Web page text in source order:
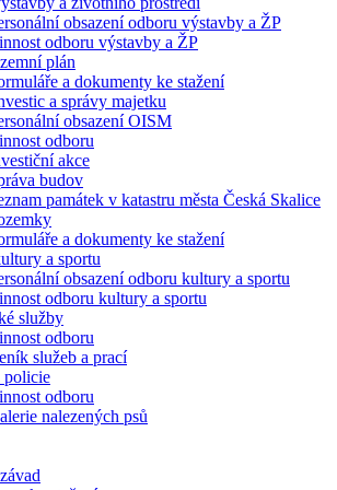
obsazení odboru výstavby a ŽP
odboru výstavby a ŽP
plán
a dokumenty ke stažení
a správy majetku
obsazení OISM
odboru
akce
budov
památek v katastru města Česká Skalice
a dokumenty ke stažení
a sportu
obsazení odboru kultury a sportu
odboru kultury a sportu
služby
odboru
služeb a prací
policie
odboru
nalezených psů